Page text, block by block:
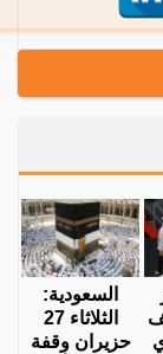
السعودية:
الثلاثاء 27
حزيران وقفة